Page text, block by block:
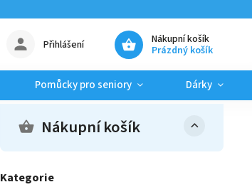
Nákupní košík
Prázdný košík
Přihlášení
Pomůcky pro seniory Dárky
Nákupní košík
Kategorie